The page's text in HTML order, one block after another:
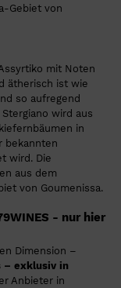
Gebiet von
mit Noten
ätherisch ist wie
so aufregend
wird aus
in
bekannten
wird. Die
aus dem
von Goumenissa.
- nur hier
Dimension –
– exklusiv in
Anbieter in